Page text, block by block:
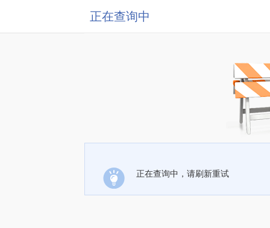
正在查询中
正在查询中，请刷新重试